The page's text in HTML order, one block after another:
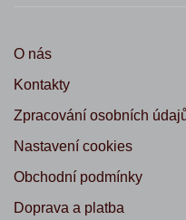
O nás
Kontakty
Zpracování osobních
Nastavení cookies
Obchodní podmínky
Doprava a platba